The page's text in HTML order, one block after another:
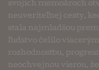
svojich memoároch
neuveriteľnej cesty,
stala najmladšou
ľudstvo čelilo
rozhodnosťou,
neochvejnou vierou,